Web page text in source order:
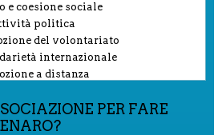
e coesione sociale
politica
del volontariato
internazionale
a distanza
PER FARE